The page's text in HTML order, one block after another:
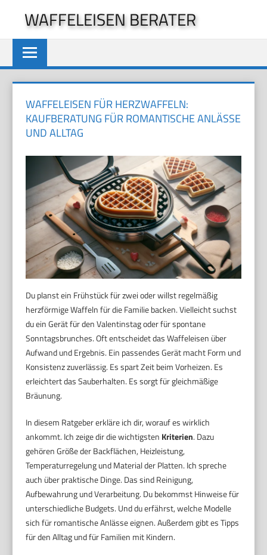
springen
WAFFELEISEN BERATER
WAFFELEISEN FÜR HERZWAFFELN:
KAUFBERATUNG FÜR ROMANTISCHE ANLÄSSE
UND ALLTAG
Du planst ein Frühstück für zwei oder willst regelmäßig
herzförmige Waffeln für die Familie backen. Vielleicht suchst
du ein Gerät für den Valentinstag oder für spontane
Sonntagsbrunches. Oft entscheidet das Waffeleisen über
Aufwand und Ergebnis. Ein passendes Gerät macht Form und
Konsistenz zuverlässig. Es spart Zeit beim Vorheizen. Es
erleichtert das Sauberhalten. Es sorgt für gleichmäßige
Bräunung.
In diesem Ratgeber erkläre ich dir, worauf es wirklich
ankommt. Ich zeige dir die wichtigsten Kriterien. Dazu
gehören Größe der Backflächen, Heizleistung,
Temperaturregelung und Material der Platten. Ich spreche
auch über praktische Dinge. Das sind Reinigung,
Aufbewahrung und Verarbeitung. Du bekommst Hinweise für
unterschiedliche Budgets. Und du erfährst, welche Modelle
sich für romantische Anlässe eignen. Außerdem gibt es Tipps
für den Alltag und für Familien mit Kindern.